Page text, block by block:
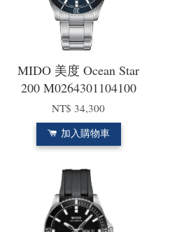
MIDO 美度 Ocean Star
200 M0264301104100
NT$ 34,300
加入購物車